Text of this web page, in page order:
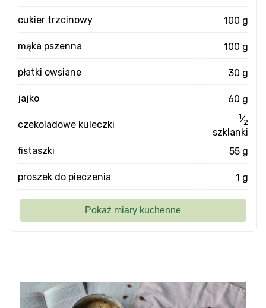
cukier trzcinowy 100 g
mąka pszenna 100 g
płatki owsiane 30 g
jajko 60 g
czekoladowe kuleczki
1⁄2
szklanki
fistaszki
55 g
proszek do pieczenia 1 g